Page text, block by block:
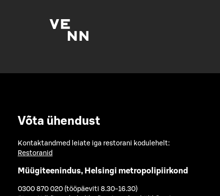
Võta ühendust
Kontaktandmed leiate iga restorani kodulehelt:
Restoranid
Müügiteenindus, Helsingi metropolipiirkond
0300 870 020 (tööpäeviti 8.30-16.30)